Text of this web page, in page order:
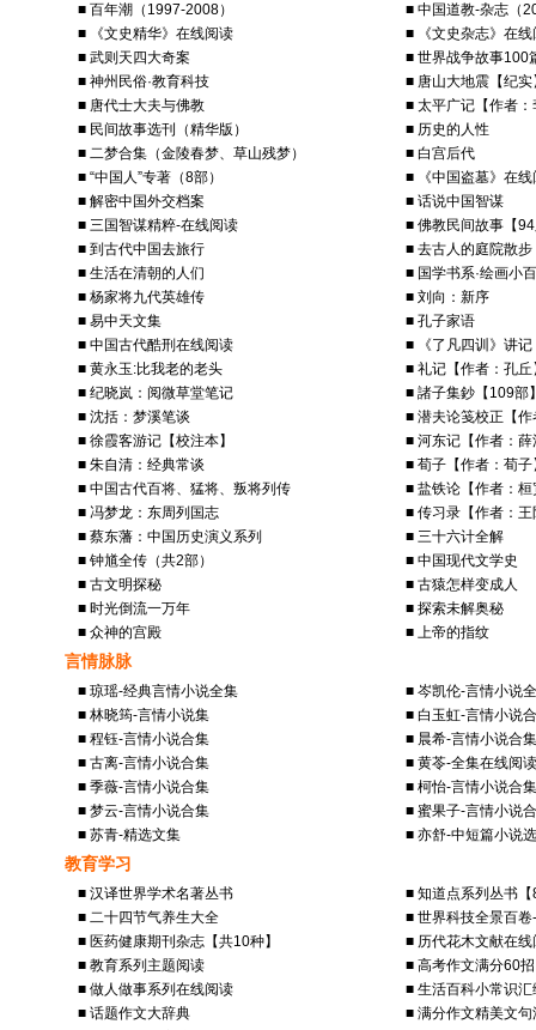
■ 百年潮（1997-2008）
■ 中国道教-杂志（
■ 《文史精华》在线阅读
■ 《文史杂志》在线
■ 武则天四大奇案
■ 世界战争故事100
■ 神州民俗·教育科技
■ 唐山大地震【纪实
■ 唐代士大夫与佛教
■ 太平广记【作者
■ 民间故事选刊（精华版）
■ 历史的人性
■ 二梦合集（金陵春梦、草山残梦）
■ 白宫后代
■ “中国人”专著（8部）
■ 《中国盗墓》在线
■ 解密中国外交档案
■ 话说中国智谋
■ 三国智谋精粹-在线阅读
■ 佛教民间故事【
■ 到古代中国去旅行
■ 去古人的庭院散步
■ 生活在清朝的人们
■ 国学书系·绘画小
■ 杨家将九代英雄传
■ 刘向：新序
■ 易中天文集
■ 孔子家语
■ 中国古代酷刑在线阅读
■ 《了凡四训》讲记
■ 黄永玉:比我老的老头
■ 礼记【作者：孔丘
■ 纪晓岚：阅微草堂笔记
■ 諸子集鈔【109部
■ 沈括：梦溪笔谈
■ 潜夫论笺校正【
■ 徐霞客游记【校注本】
■ 河东记【作者：薛
■ 朱自清：经典常谈
■ 荀子【作者：荀子
■ 中国古代百将、猛将、叛将列传
■ 盐铁论【作者：桓
■ 冯梦龙：东周列国志
■ 传习录【作者：王
■ 蔡东藩：中国历史演义系列
■ 三十六计全解
■ 钟馗全传（共2部）
■ 中国现代文学史
■ 古文明探秘
■ 古猿怎样变成人
■ 时光倒流一万年
■ 探索未解奥秘
■ 众神的宫殿
■ 上帝的指纹
言情脉脉
■ 琼瑶-经典言情小说全集
■ 岑凯伦-言情小说
■ 林晓筠-言情小说集
■ 白玉虹-言情小说
■ 程钰-言情小说合集
■ 晨希-言情小说合集
■ 古离-言情小说合集
■ 黄苓-全集在线阅读
■ 季薇-言情小说合集
■ 柯怡-言情小说合集
■ 梦云-言情小说合集
■ 蜜果子-言情小说
■ 苏青-精选文集
■ 亦舒-中短篇小说选
教育学习
■ 汉译世界学术名著丛书
■ 知道点系列丛书【
■ 二十四节气养生大全
■ 世界科技全景百
■ 医药健康期刊杂志【共10种】
■ 历代花木文献在线
■ 教育系列主题阅读
■ 高考作文满分60招
■ 做人做事系列在线阅读
■ 生活百科小常识汇
■ 话题作文大辞典
■ 满分作文精美文句